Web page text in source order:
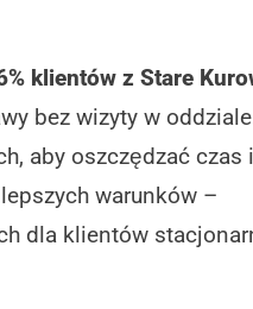
klientów z Stare
bez wizyty w
aby oszczędzać czas i
warunków –
dla klientów